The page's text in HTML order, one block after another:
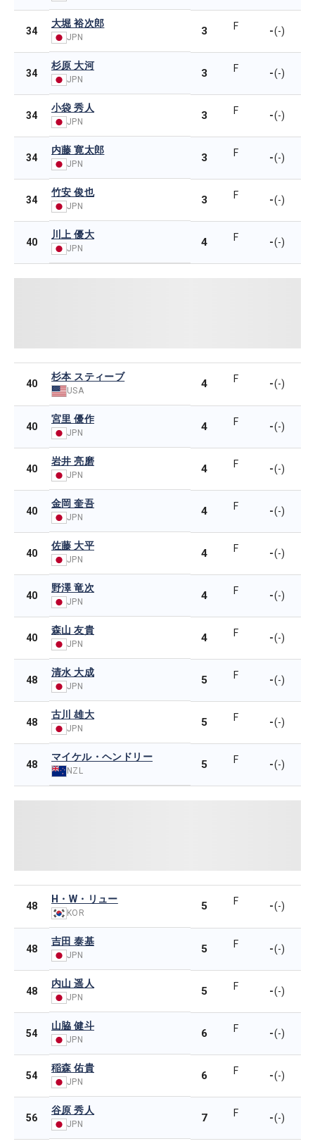
34
大堀 裕次郎
JPN 3 F -(-)
34
杉原 大河
JPN 3 F -(-)
34
小袋 秀人
JPN 3 F -(-)
34
内藤 寛太郎
JPN 3 F -(-)
34
竹安 俊也
JPN 3 F -(-)
40
川上 優大
JPN 4 F -(-)
40
杉本 スティーブ
USA
4 F -(-)
40
宮里 優作
JPN 4 F -(-)
40
岩井 亮磨
JPN 4 F -(-)
40
金岡 奎吾
JPN 4 F -(-)
40
佐藤 大平
JPN 4 F -(-)
40
野澤 竜次
JPN 4 F -(-)
40
森山 友貴
JPN 4 F -(-)
48
清水 大成
JPN 5 F -(-)
48
古川 雄大
JPN 5 F -(-)
48
マイケル・ヘンドリー
NZL 5 F -(-)
48
H・W・リュー
KOR
5 F -(-)
48
吉田 泰基
JPN 5 F -(-)
48
内山 遥人
JPN 5 F -(-)
54
山脇 健斗
JPN 6 F -(-)
54
稲森 佑貴
JPN 6 F -(-)
56
谷原 秀人
JPN 7 F -(-)